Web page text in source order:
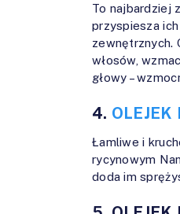
To najbardziej
przyspiesza
zewnętrznych.
włosów,
głowy –
4. OLEJEK
Łamliwe i
rycynowym
doda im